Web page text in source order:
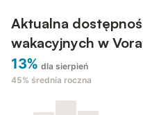
Aktualna
wakacyjnych w
13% dla sierpień
45% średnia roczna